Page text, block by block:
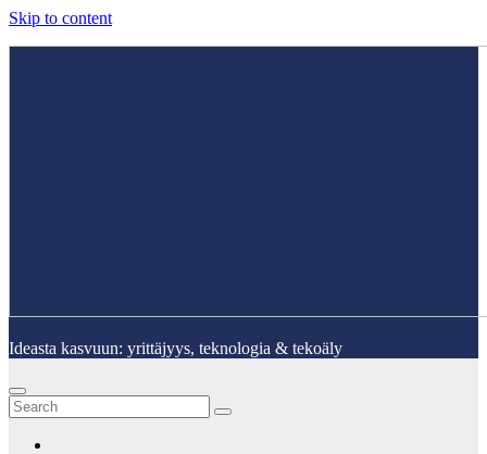
Skip to content
Ideasta kasvuun: yrittäjyys, teknologia & tekoäly